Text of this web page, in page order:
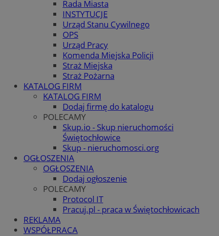
Rada Miasta
INSTYTUCJE
Urząd Stanu Cywilnego
OPS
Urząd Pracy
Komenda Miejska Policji
Straż Miejska
Straż Pożarna
KATALOG FIRM
KATALOG FIRM
Dodaj firmę do katalogu
POLECAMY
Skup.io - Skup nieruchomości
Świętochłowice
Skup - nieruchomosci.org
OGŁOSZENIA
OGŁOSZENIA
Dodaj ogłoszenie
POLECAMY
Protocol IT
Pracuj.pl - praca w Świętochłowicach
REKLAMA
WSPÓŁPRACA